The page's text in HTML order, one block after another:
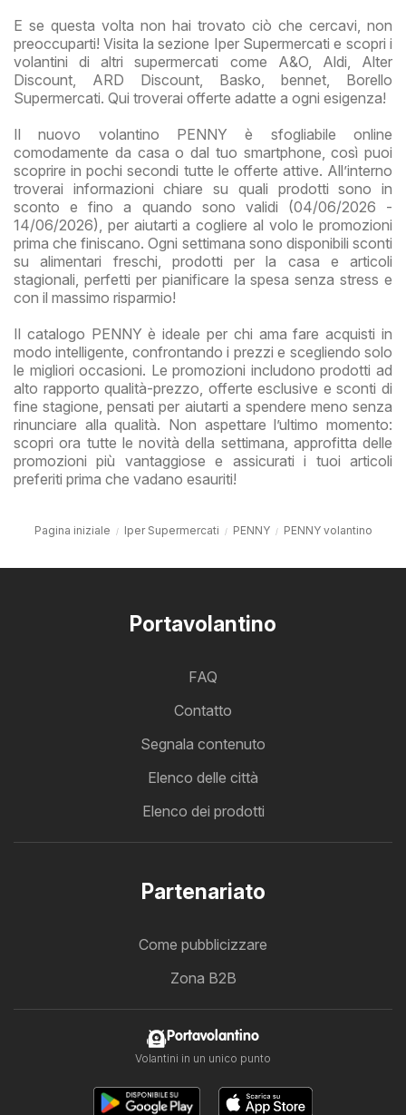
E se questa volta non hai trovato ciò che cercavi, non
preoccuparti! Visita la sezione Iper Supermercati e scopri i
volantini di altri supermercati come A&O, Aldi, Alter
Discount, ARD Discount, Basko, bennet, Borello
Supermercati. Qui troverai offerte adatte a ogni esigenza!
Il nuovo volantino PENNY è sfogliabile online
comodamente da casa o dal tuo smartphone, così puoi
scoprire in pochi secondi tutte le offerte attive. All’interno
troverai informazioni chiare su quali prodotti sono in
sconto e fino a quando sono validi (04/06/2026 -
14/06/2026), per aiutarti a cogliere al volo le promozioni
prima che finiscano. Ogni settimana sono disponibili sconti
su alimentari freschi, prodotti per la casa e articoli
stagionali, perfetti per pianificare la spesa senza stress e
con il massimo risparmio!
Il catalogo PENNY è ideale per chi ama fare acquisti in
modo intelligente, confrontando i prezzi e scegliendo solo
le migliori occasioni. Le promozioni includono prodotti ad
alto rapporto qualità-prezzo, offerte esclusive e sconti di
fine stagione, pensati per aiutarti a spendere meno senza
rinunciare alla qualità. Non aspettare l’ultimo momento:
scopri ora tutte le novità della settimana, approfitta delle
promozioni più vantaggiose e assicurati i tuoi articoli
preferiti prima che vadano esauriti!
Pagina iniziale Iper Supermercati PENNY PENNY volantino
Portavolantino
FAQ
Contatto
Segnala contenuto
Elenco delle città
Elenco dei prodotti
Partenariato
Come pubblicizzare
Zona B2B
Portavolantino
Volantini in un unico punto